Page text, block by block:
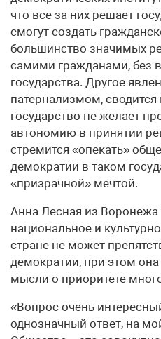
что все за них решает
смогут создать
большинство значимых
самими гражданами, без
государства. Другое
патернализмом, сводится
государство не желает
автономию в принятии
стремится «опекать»
демократии в таком
«призрачной» мечтой.
Анна Лесная из Воронежа
национальное и
стране не может
демократии, при этом
мысли о приоритете
«Вопрос очень
однозначный ответ, на